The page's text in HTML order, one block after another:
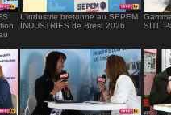
L'industrie bretonne au SEPEM
INDUSTRIES de Brest 2026
SITL